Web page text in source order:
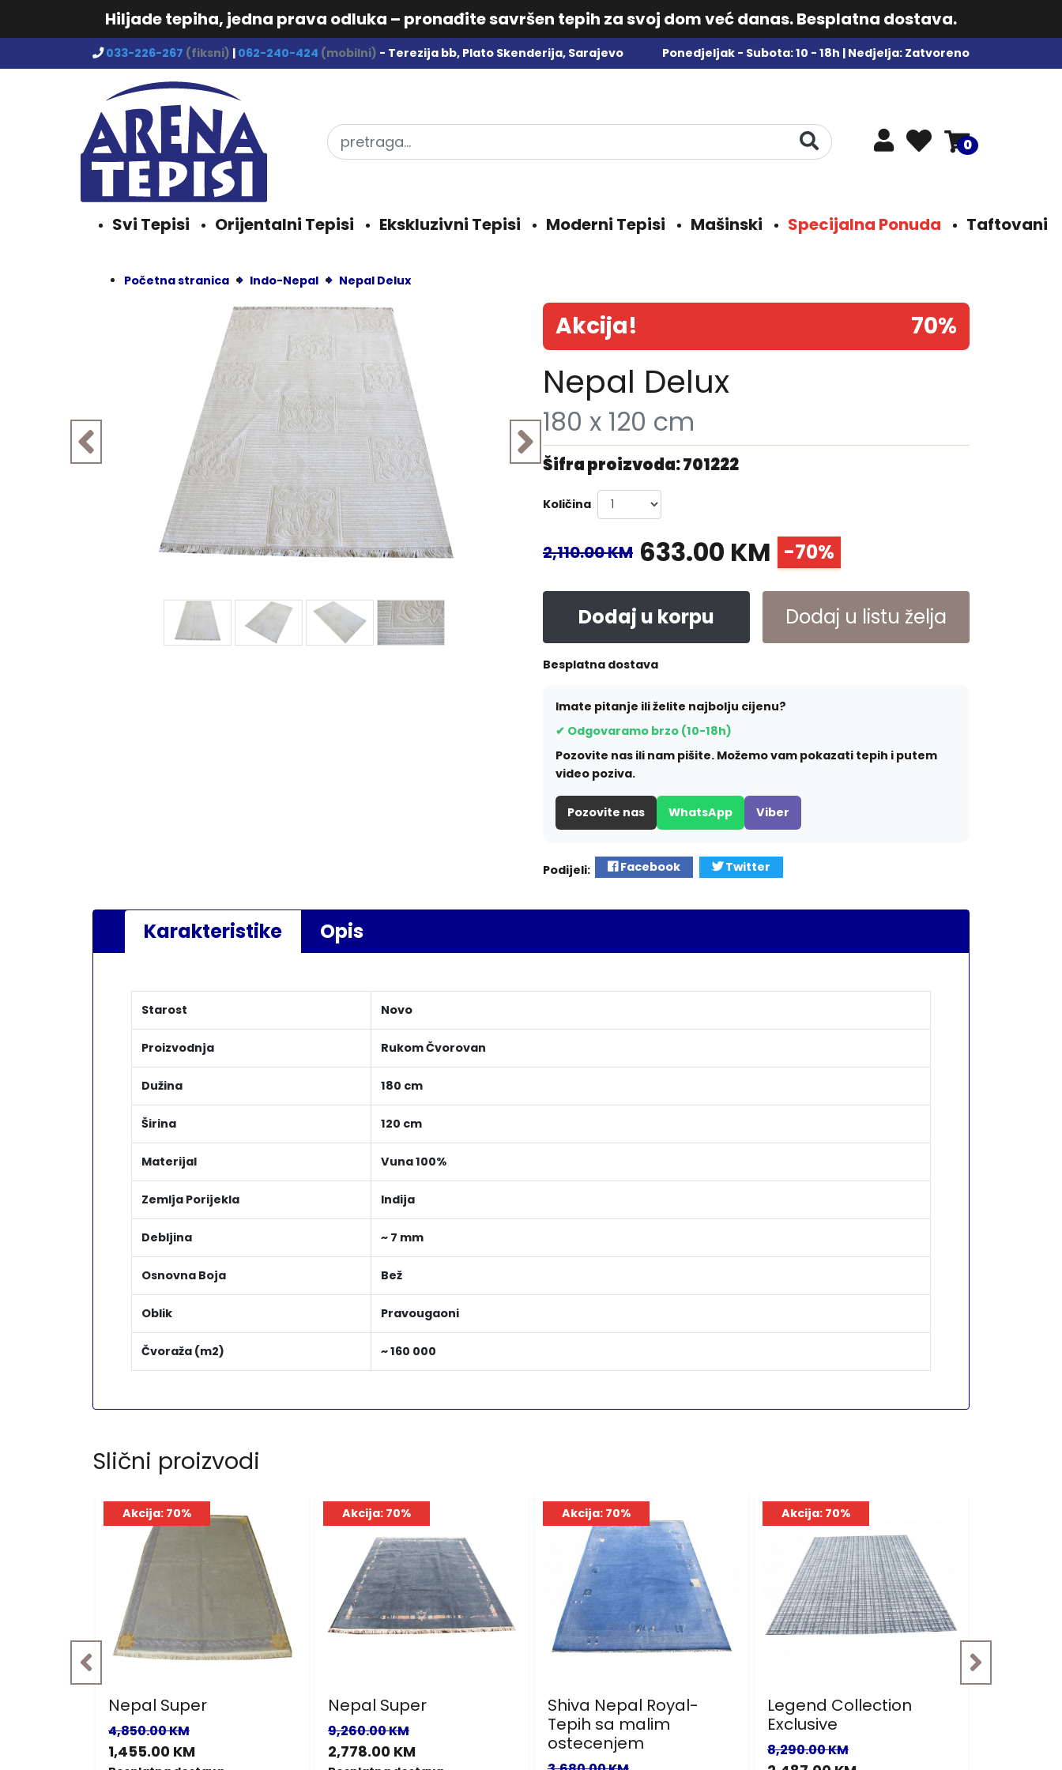
Hiljade tepiha, jedna prava odluka – pronađite savršen tepih za svoj dom već danas. Besplatna dostava.
033-226-267 (fiksni) | 062-240-424 (mobilni) - Terezija bb, Plato Skenderija, Sarajevo Ponedjeljak - Subota: 10 - 18h | Nedjelja: Zatvoreno
0
Svi Tepisi Orijentalni Tepisi Ekskluzivni Tepisi Moderni Tepisi Mašinski Specijalna Ponuda Taftovani
Početna stranica Indo-Nepal Nepal Delux
Akcija! 70%
Nepal Delux
180 x 120 cm
Šifra proizvoda: 701222
Količina
2,110.00 KM 633.00 KM -70%
Dodaj u korpu Dodaj u listu želja
Besplatna dostava
Imate pitanje ili želite najbolju cijenu?
✔ Odgovaramo brzo (10-18h)
Pozovite nas ili nam pišite. Možemo vam pokazati tepih i putem
video poziva.
Pozovite nas WhatsApp Viber
Podijeli: Facebook Twitter
Karakteristike Opis
Starost Novo
Proizvodnja Rukom Čvorovan
Dužina 180 cm
Širina 120 cm
Materijal Vuna 100%
Zemlja Porijekla Indija
Debljina ~ 7 mm
Osnovna Boja Bež
Oblik Pravougaoni
Čvoraža (m2) ~ 160 000
Slični proizvodi
Akcija: 70%
Nepal Super
4,850.00 KM
1,455.00 KM
Akcija: 70%
Nepal Super
9,260.00 KM
2,778.00 KM
Akcija: 70%
Shiva Nepal Royal-
Tepih sa malim
ostecenjem
Akcija: 70%
Legend Collection
Exclusive
8,290.00 KM